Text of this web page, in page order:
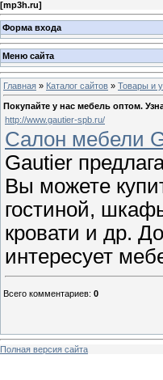
[mp3h.ru]
Форма входа
Меню сайта
Главная » Каталог сайтов » Товары и
Покупайте у нас мебель оптом.
http://www.gautier-spb.ru/
Салон мебели
Gautier
Вы можете
гостиной,
кровати и др.
интересует
Всего комментариев: 0
Полная версия сайта